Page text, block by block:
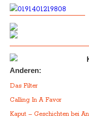
Anderen:
Das Filter
Calling In A Favor
Kaput – Geschichten bei